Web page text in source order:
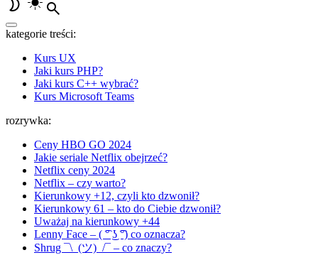
kategorie treści:
Kurs UX
Jaki kurs PHP?
Jaki kurs C++ wybrać?
Kurs Microsoft Teams
rozrywka:
Ceny HBO GO 2024
Jakie seriale Netflix obejrzeć?
Netflix ceny 2024
Netflix – czy warto?
Kierunkowy +12, czyli kto dzwonił?
Kierunkowy 61 – kto do Ciebie dzwonił?
Uważaj na kierunkowy +44
Lenny Face – ( ͡° ͜ʖ ͡°) co oznacza?
Shrug ¯\_(ツ)_/¯ – co znaczy?